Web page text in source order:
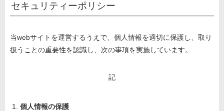
セキュリティーポリシー
当webサイトを運営するうえで、個人情報を適切に保護し、取り
扱うことの重要性を認識し、次の事項を実施しています。
記
個人情報の保護